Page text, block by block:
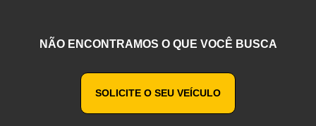
NÃO ENCONTRAMOS O QUE VOCÊ BUSCA
SOLICITE O SEU VEÍCULO